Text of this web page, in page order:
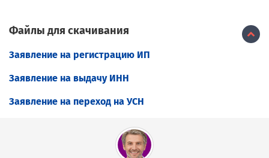
Файлы для скачивания
Заявление на регистрацию ИП
Заявление на выдачу ИНН
Заявление на переход на УСН